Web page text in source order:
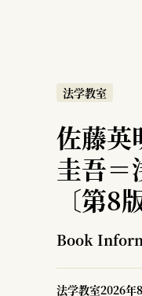
法学教室
佐藤
圭吾＝
〔第8
Book
法学教室2026年